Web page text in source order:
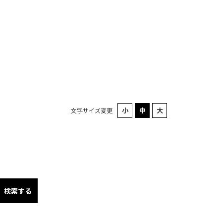
文字サイズ変更